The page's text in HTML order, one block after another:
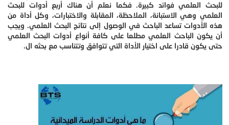
للبحث العلمي فوائد كبيرة. فكما نعلم أن هناك أربع أدوات للبحث
العلمي وهي الاستبانة، الملاحظة، المقابلة والاختبارات، وكل أداة من
هذه الأدوات تساعد الباحث في الوصول إلى نتائج البحث العلمي. ويجب
أن يكون الباحث العلمي مطلعا على كافة أنواع أدوات البحث العلمي
حتى يكون قادرا على اختيار الأداة التي تتوافق وتتناسب مع بحثه ال.